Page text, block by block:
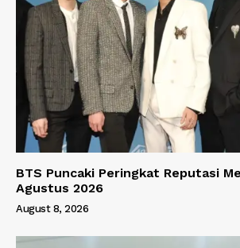
BTS Puncaki Peringkat Reputasi
Agustus 2026
August 8, 2026